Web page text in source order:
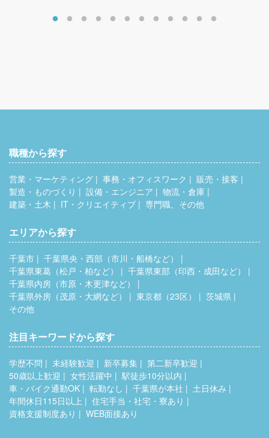
職種から探す
営業・マーケティング 事務・オフィスワーク
販売・接客
製造・ものづくり
設備・エンジニア
物流・倉庫
建築・土木
IT・クリエイティブ 専門職、その他
エリアから探す
千葉市
千葉県央・西部（市川・船橋など）
千葉県東葛（松戸・柏など）
千葉県東部（印西・成田など）
千葉県内房（市原・木更津など）
千葉県外房（茂原・大網など）
東京都（23区）
茨城県
その他
注目キーワードから探す
学歴不問 未経験歓迎 新卒募集
第二新卒歓迎
50歳以上歓迎
女性活躍中
駅徒歩10分以内
車・バイク通勤OK
転勤なし 千葉県が本社
土日休み
年間休日115日以上
住宅手当・社宅・寮あり
資格支援制度あり
WEB面接あり